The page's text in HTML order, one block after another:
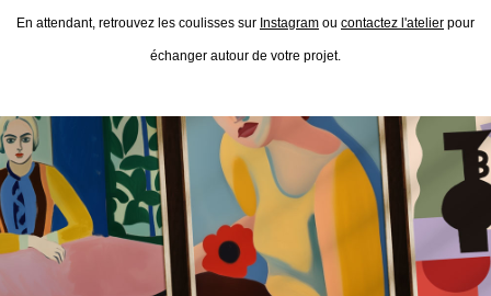
En attendant, retrouvez les coulisses sur Instagram ou contactez l'atelier pour
échanger autour de votre projet.